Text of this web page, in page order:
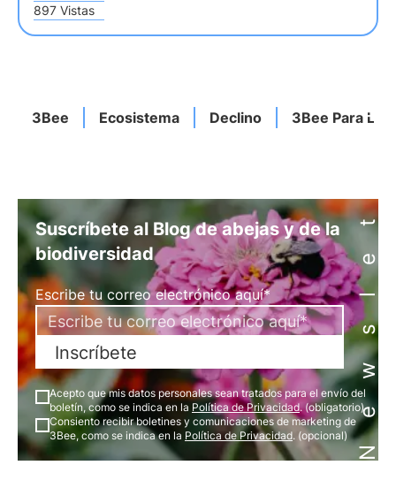
897 Vistas
3Bee Ecosistema Declino 3Bee Para Las
Newsletter
Suscríbete al Blog de abejas y de la
biodiversidad
Escribe tu correo electrónico aquí*
Inscríbete
Acepto que mis datos personales sean tratados para el envío del
boletín, como se indica en la Política de Privacidad. (obligatorio)
Consiento recibir boletines y comunicaciones de marketing de
3Bee, como se indica en la Política de Privacidad. (opcional)